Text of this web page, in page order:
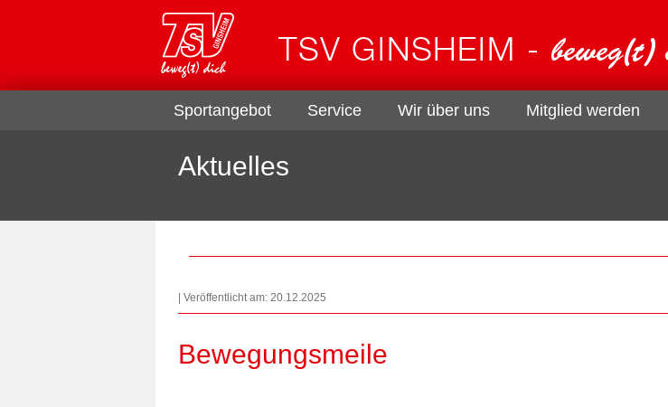
Sportangebot Service Wir über uns Mitglied werden
Aktuelles
| Veröffentlicht am: 20.12.2025
Bewegungsmeile